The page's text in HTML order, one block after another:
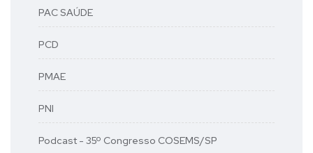
PAC SAÚDE
PCD
PMAE
PNI
Podcast - 35º Congresso COSEMS/SP